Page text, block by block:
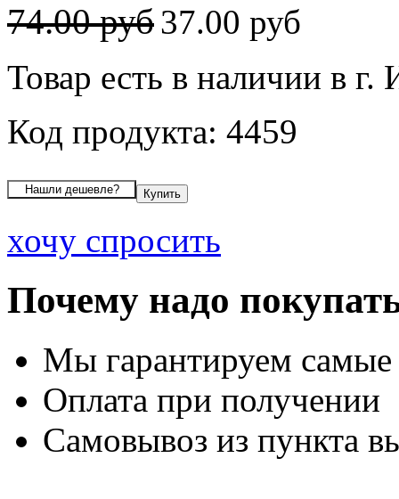
74.00 руб37.00 руб
Товар есть в наличии в г.
Код продукта: 4459
хочу спросить
Почему надо
Мы гарантируем
Оплата при получении
Самовывоз из пункта